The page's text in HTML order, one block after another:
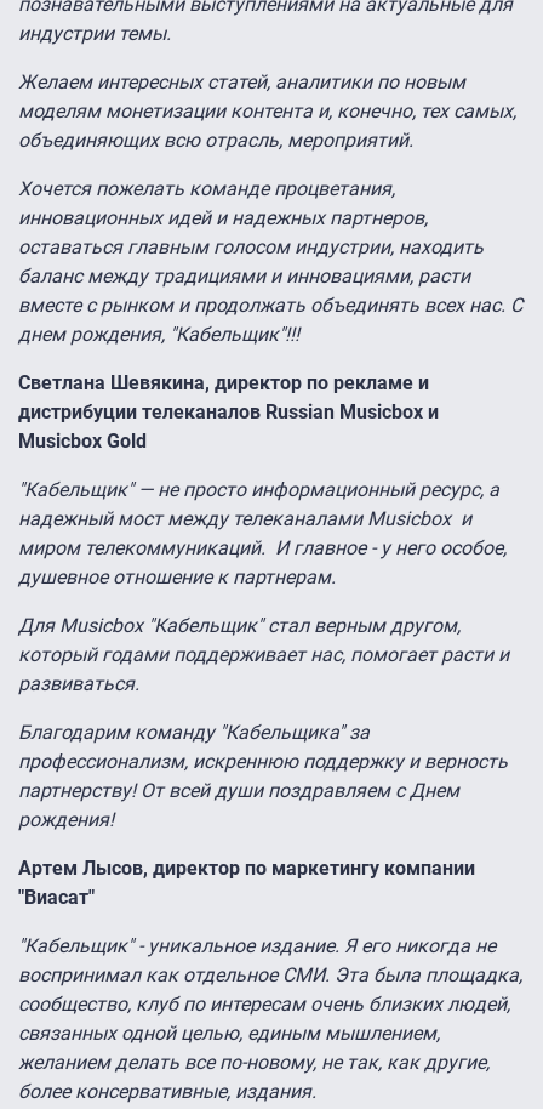
индустрии темы.
Желаем интересных статей, аналитики по новым
моделям монетизации контента и, конечно, тех самых,
объединяющих всю отрасль, мероприятий.
Хочется пожелать команде процветания,
инновационных идей и надежных партнеров,
оставаться главным голосом индустрии, находить
баланс между традициями и инновациями, расти
вместе с рынком и продолжать объединять всех нас. С
днем рождения, "Кабельщик"!!!
Светлана Шевякина, директор по рекламе и
дистрибуции телеканалов Russian Musicbox и
Musicbox Gold
"Кабельщик" — не просто информационный ресурс, а
надежный мост между телеканалами Musicbox и
миром телекоммуникаций. И главное - у него особое,
душевное отношение к партнерам.
Для Musicbox "Кабельщик" стал верным другом,
который годами поддерживает нас, помогает расти и
развиваться.
Благодарим команду "Кабельщика" за
профессионализм, искреннюю поддержку и верность
партнерству! От всей души поздравляем с Днем
рождения!
Артем Лысов, директор по маркетингу компании
"Виасат"
"Кабельщик" - уникальное издание. Я его никогда не
воспринимал как отдельное СМИ. Эта была площадка,
сообщество, клуб по интересам очень близких людей,
связанных одной целью, единым мышлением,
желанием делать все по-новому, не так, как другие,
более консервативные, издания.